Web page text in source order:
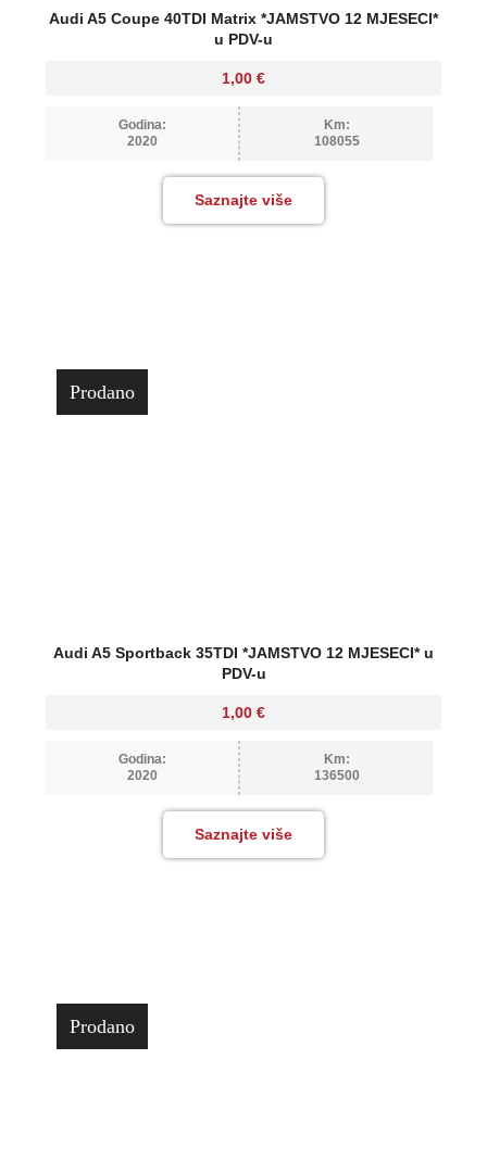
Audi A5 Coupe 40TDI Matrix *JAMSTVO 12 MJESECI*
u PDV-u
1,00 €
Godina:
2020
Km:
108055
Saznajte više
Prodano
Audi A5 Sportback 35TDI *JAMSTVO 12 MJESECI* u
PDV-u
1,00 €
Godina:
2020
Km:
136500
Saznajte više
Prodano